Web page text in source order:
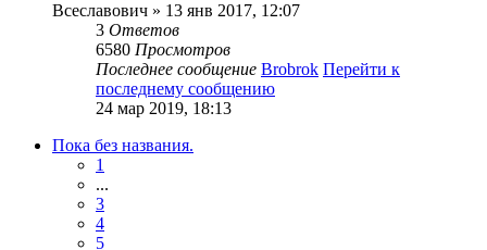
Всеславович » 13 янв 2017, 12:07
3 Ответов
6580 Просмотров
Последнее сообщение Brobrok Перейти к
последнему сообщению
24 мар 2019, 18:13
Пока без названия.
1
...
3
4
5